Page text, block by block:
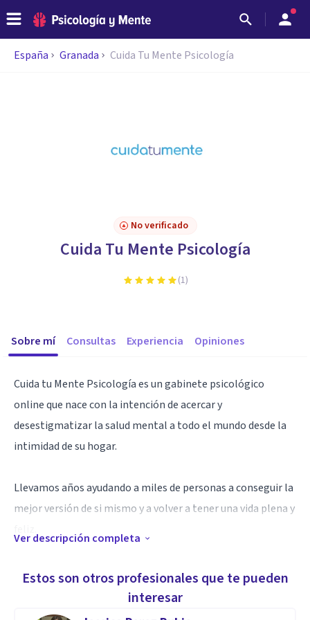
España Granada Cuida Tu Mente Psicología
No verificado
Cuida Tu Mente Psicología
(1)
Sobre mí Consultas Experiencia Opiniones
Cuida tu Mente Psicología es un gabinete psicológico
online que nace con la intención de acercar y
desestigmatizar la salud mental a todo el mundo desde la
intimidad de su hogar.
Llevamos años ayudando a miles de personas a conseguir la
mejor versión de si mismo y a volver a tener una vida plena y
PRIMERA SESIÓN GRATIS. SESIONES DESDE 19'99€
Ver descripción completa
Estos son otros profesionales que te pueden
interesar